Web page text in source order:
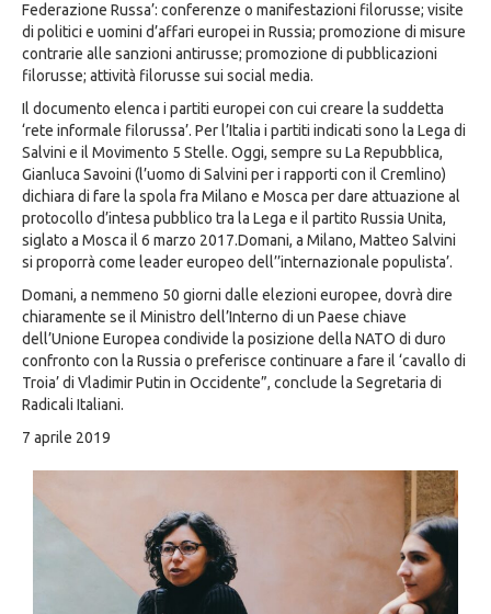
Federazione Russa’: conferenze o manifestazioni filorusse; visite
di politici e uomini d’affari europei in Russia; promozione di misure
contrarie alle sanzioni antirusse; promozione di pubblicazioni
filorusse; attività filorusse sui social media.
Il documento elenca i partiti europei con cui creare la suddetta
‘rete informale filorussa’. Per l’Italia i partiti indicati sono la Lega di
Salvini e il Movimento 5 Stelle. Oggi, sempre su La Repubblica,
Gianluca Savoini (l’uomo di Salvini per i rapporti con il Cremlino)
dichiara di fare la spola fra Milano e Mosca per dare attuazione al
protocollo d’intesa pubblico tra la Lega e il partito Russia Unita,
siglato a Mosca il 6 marzo 2017.Domani, a Milano, Matteo Salvini
si proporrà come leader europeo dell’’internazionale populista’.
Domani, a nemmeno 50 giorni dalle elezioni europee, dovrà dire
chiaramente se il Ministro dell’Interno di un Paese chiave
dell’Unione Europea condivide la posizione della NATO di duro
confronto con la Russia o preferisce continuare a fare il ‘cavallo di
Troia’ di Vladimir Putin in Occidente”, conclude la Segretaria di
Radicali Italiani.
7 aprile 2019